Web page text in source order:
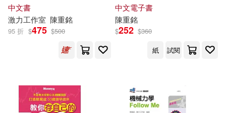
中文書
激力工作室 陳重銘
95 折 $475 $500
中文電子書
陳重銘
$252 $360
紙
試閱